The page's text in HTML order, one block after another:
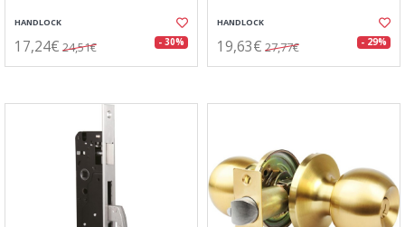
HANDLOCK
17,24€ 24,51€ - 30%
HANDLOCK
19,63€ 27,77€ - 29%